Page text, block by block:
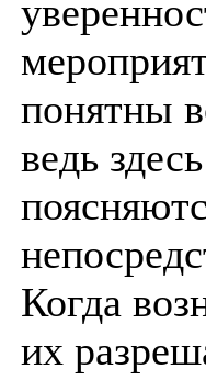
понятны
ведь
Когда
их